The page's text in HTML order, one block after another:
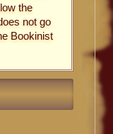
the
not go
Bookinist